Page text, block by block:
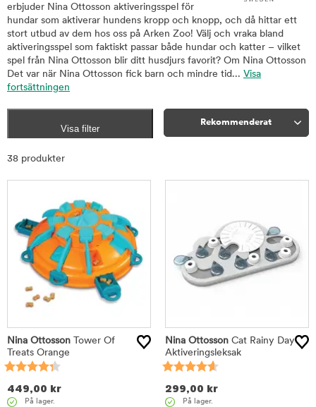
erbjuder Nina Ottosson aktiveringsspel för
hundar som aktiverar hundens kropp och knopp, och då hittar ett
stort utbud av dem hos oss på Arken Zoo! Välj och vraka bland
aktiveringsspel som faktiskt passar både hundar och katter – vilket
spel från Nina Ottosson blir ditt husdjurs favorit? Om Nina Ottosson
Det var när Nina Ottosson fick barn och mindre tid... Visa
fortsättningen
Visa filter
Rekommenderat
38 produkter
Nina Ottosson Tower Of
Treats Orange
449,00 kr
På lager.
Nina Ottosson Cat Rainy Day
Aktiveringsleksak
299,00 kr
På lager.